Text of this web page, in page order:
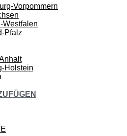
Vorpommern
Westfalen
Pfalz
Holstein